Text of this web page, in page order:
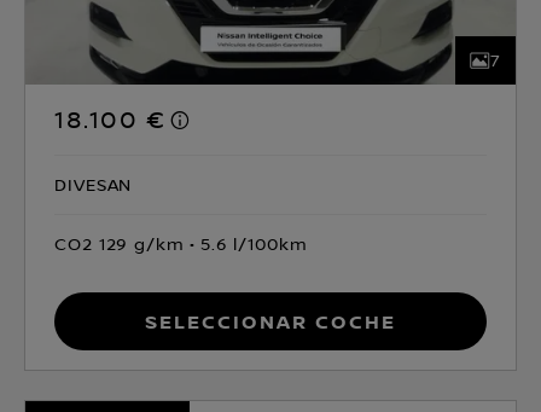
7
18.100 €
DIVESAN
CO2 129 g/km 5.6 l/100km
Seleccionar coche